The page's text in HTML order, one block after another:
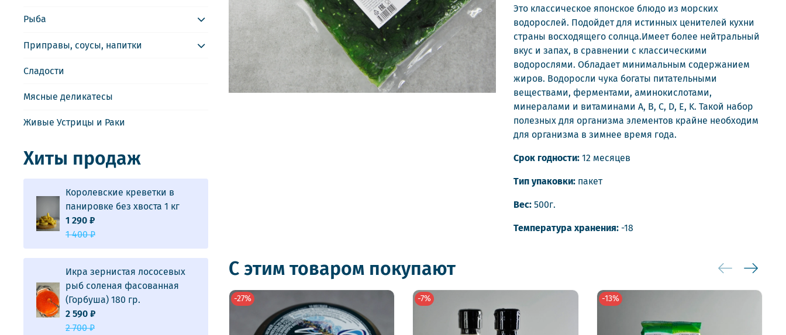
Это классическое японское блюдо из морских
водорослей. Подойдет для истинных ценителей кухни
страны восходящего солнца.Имеет более нейтральный
вкус и запах, в сравнении с классическими
водорослями. Обладает минимальным содержанием
жиров. Водоросли чука богаты питательными
веществами, ферментами, аминокислотами,
минералами и витаминами А, В, С, D, E, K. Такой набор
полезных для организма элементов крайне необходим
для организма в зимнее время года.
Срок годности: 12 месяцев
Тип упаковки: пакет
Вес:500г.
Температура хранения: -18
С этим товаром покупают
-27% -7% -13%
Рыба
Приправы, соусы, напитки
Сладости
Мясные деликатесы
Живые Устрицы и Раки
Хиты продаж
Королевские креветки в
панировке без хвоста 1 кг
1 290 ₽
1 400 ₽
Икра зернистая лососевых
рыб соленая фасованная
(Горбуша) 180 гр.
2 590 ₽
2 700 ₽